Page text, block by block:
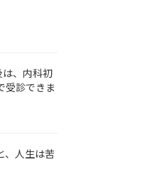
、内科初
受診できま
、人生は苦